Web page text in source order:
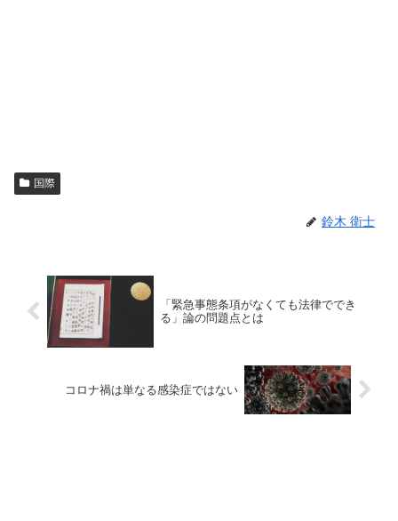
国際
鈴木 衛士
「緊急事態条項がなくても法律ででき
る」論の問題点とは
コロナ禍は単なる感染症ではない